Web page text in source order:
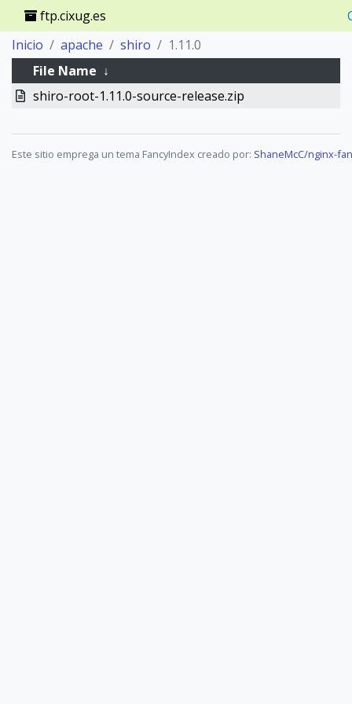
ftp.cixug.es
Inicio
apache shiro
1.11.0
File Name ↓
shiro-root-1.11.0-source-release.zip
Este sitio emprega un tema FancyIndex creado por: ShaneMcC/nginx-